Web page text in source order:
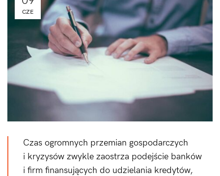
CZE
Czas ogromnych przemian gospodarczych
i kryzysów zwykle zaostrza podejście banków
i firm finansujących do udzielania kredytów,